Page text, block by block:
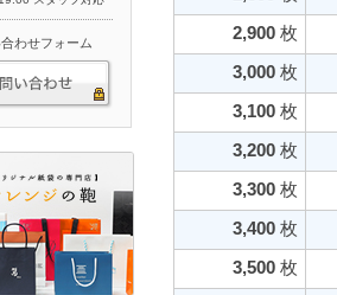
わせフォーム
2,900 枚
3,000 枚
3,100 枚
3,200 枚
3,300 枚
3,400 枚
3,500 枚